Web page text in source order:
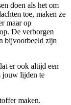
doen als het om
toe, maken ze
maar op
De verborgen
bijvoorbeeld zijn
er ook altijd een
jouw lijden te
maken.